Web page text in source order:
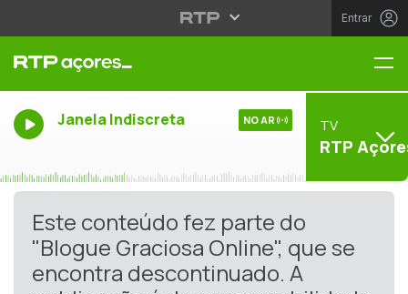
Entrar
Janela Indiscreta NO AR TV
RTP
Este conteúdo fez parte do
"Blogue Graciosa Online", que se
encontra descontinuado. A